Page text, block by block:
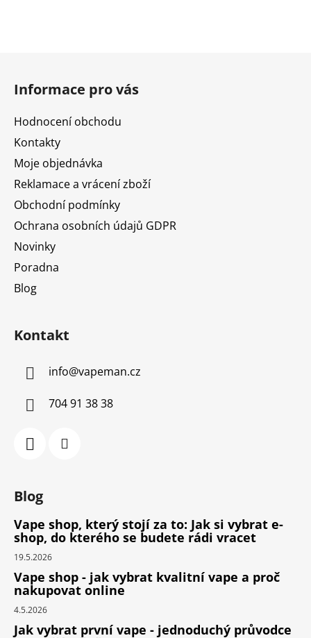
Informace pro vás
Hodnocení obchodu
Kontakty
Moje objednávka
Reklamace a vrácení zboží
Obchodní podmínky
Ochrana osobních údajů GDPR
Novinky
Poradna
Blog
Kontakt
info@vapeman.cz
704 91 38 38
Blog
Vape shop, který stojí za to: Jak si vybrat e-
shop, do kterého se budete rádi vracet
19.5.2026
Vape shop - jak vybrat kvalitní vape a proč
nakupovat online
4.5.2026
Jak vybrat první vape - jednoduchý průvodce